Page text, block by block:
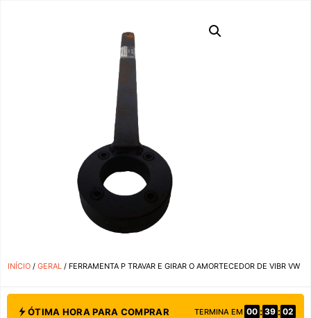
INÍCIO / GERAL / FERRAMENTA P TRAVAR E GIRAR O AMORTECEDOR DE VIBR VW
ÓTIMA HORA PARA COMPRAR TERMINA EM 00 : 39 : 02